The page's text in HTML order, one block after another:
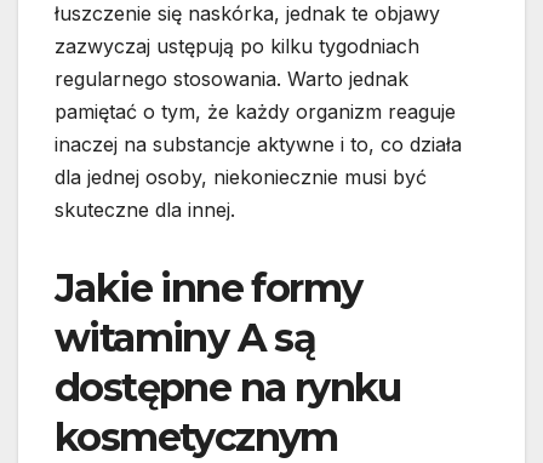
łuszczenie się naskórka, jednak te objawy
zazwyczaj ustępują po kilku tygodniach
regularnego stosowania. Warto jednak
pamiętać o tym, że każdy organizm reaguje
inaczej na substancje aktywne i to, co działa
dla jednej osoby, niekoniecznie musi być
skuteczne dla innej.
Jakie inne formy
witaminy A są
dostępne na rynku
kosmetycznym